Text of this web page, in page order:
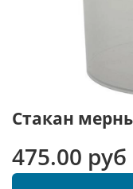
Стакан
475.00 руб